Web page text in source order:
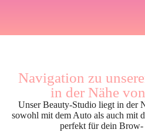
Navigation zu
in der Nähe
Unser Beauty-Studio liegt in der
sowohl mit dem Auto als auch mit
perfekt für dein